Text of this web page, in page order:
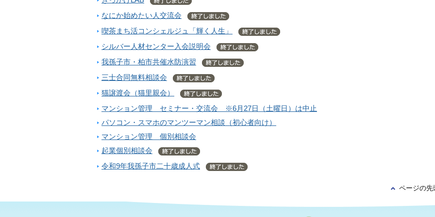
なにか始めたい人交流会
喫茶まち活コンシェルジュ「輝く人生」
シルバー人材センター入会説明会
我孫子市・柏市共催水防演習
三士合同無料相談会
猫譲渡会（猫里親会）
マンション管理 セミナー・交流会 ※6月27日（土曜日）は中止
パソコン・スマホのマンツーマン相談（初心者向け）
マンション管理 個別相談会
起業個別相談会
令和9年我孫子市二十歳成人式
ページの先